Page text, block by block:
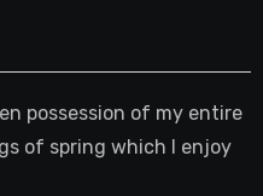
possession of my entire
of spring which I enjoy